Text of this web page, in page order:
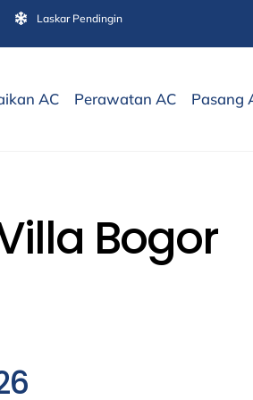
Laskar Pendingin
AC Perawatan AC Pasang
Bogor